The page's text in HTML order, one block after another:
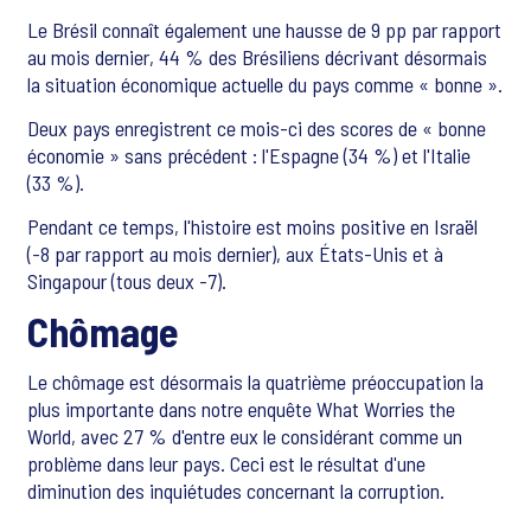
Le Brésil connaît également une hausse de 9 pp par rapport
au mois dernier, 44 % des Brésiliens décrivant désormais
la situation économique actuelle du pays comme « bonne ».
Deux pays enregistrent ce mois-ci des scores de « bonne
économie » sans précédent : l'Espagne (34 %) et l'Italie
(33 %).
Pendant ce temps, l'histoire est moins positive en Israël
(-8 par rapport au mois dernier), aux États-Unis et à
Singapour (tous deux -7).
Chômage
Le chômage est désormais la quatrième préoccupation la
plus importante dans notre enquête What Worries the
World, avec 27 % d'entre eux le considérant comme un
problème dans leur pays. Ceci est le résultat d'une
diminution des inquiétudes concernant la corruption.